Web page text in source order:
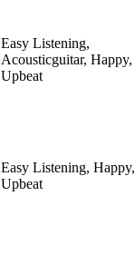
Easy Listening,
Acousticguitar, Happy,
Upbeat
Easy Listening, Happy,
Upbeat